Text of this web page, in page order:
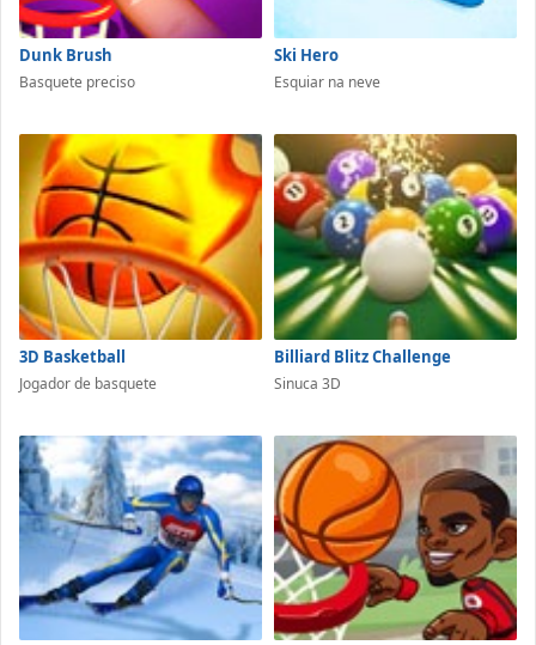
Dunk Brush
Basquete preciso
Ski Hero
Esquiar na neve
3D Basketball
Jogador de basquete
Billiard Blitz Challenge
Sinuca 3D